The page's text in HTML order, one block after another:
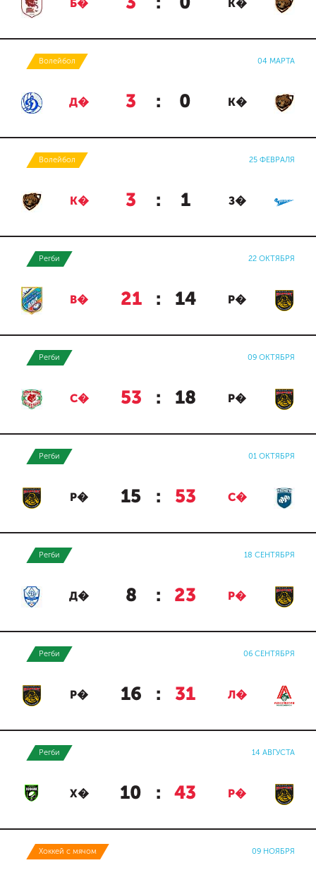
Б� К�
Волейбол 04 МАРТА
Д� 3 : 0 К�
Волейбол 25 ФЕВРАЛЯ
К� 3 : 1 З�
Регби 22 ОКТЯБРЯ
В� 21 : 14 Р�
Регби 09 ОКТЯБРЯ
С� 53 : 18 Р�
Регби 01 ОКТЯБРЯ
Р� 15 : 53 С�
Регби 18 СЕНТЯБРЯ
Д� 8 : 23 Р�
Регби 06 СЕНТЯБРЯ
Р� 16 : 31 Л�
Регби 14 АВГУСТА
Х� 10 : 43 Р�
Хоккей с мячом 09 НОЯБРЯ